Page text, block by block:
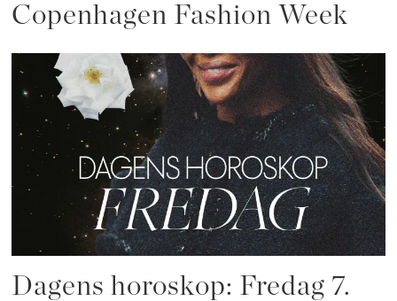
Copenhagen Fashion Week
Dagens horoskop: Fredag 7.